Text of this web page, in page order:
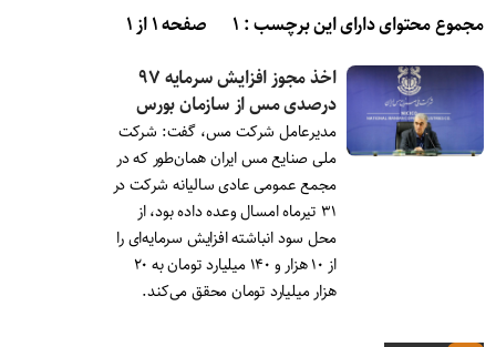
مجموع محتوای دارای این برچسب : ۱
صفحه ۱ از ۱
اخذ مجوز افزایش سرمایه ۹۷
درصدی مس از سازمان بورس
مدیرعامل شرکت مس، گفت: شرکت
ملی صنایع مس ایران همان‌طور که در
مجمع عمومی عادی سالیانه شرکت در
۳۱ تیرماه امسال وعده داده بود، از
محل سود انباشته افزایش سرمایه‌ای را
از ۱۰ هزار و ۱۴۰ میلیارد تومان به ۲۰
هزار میلیارد تومان محقق می‌کند.